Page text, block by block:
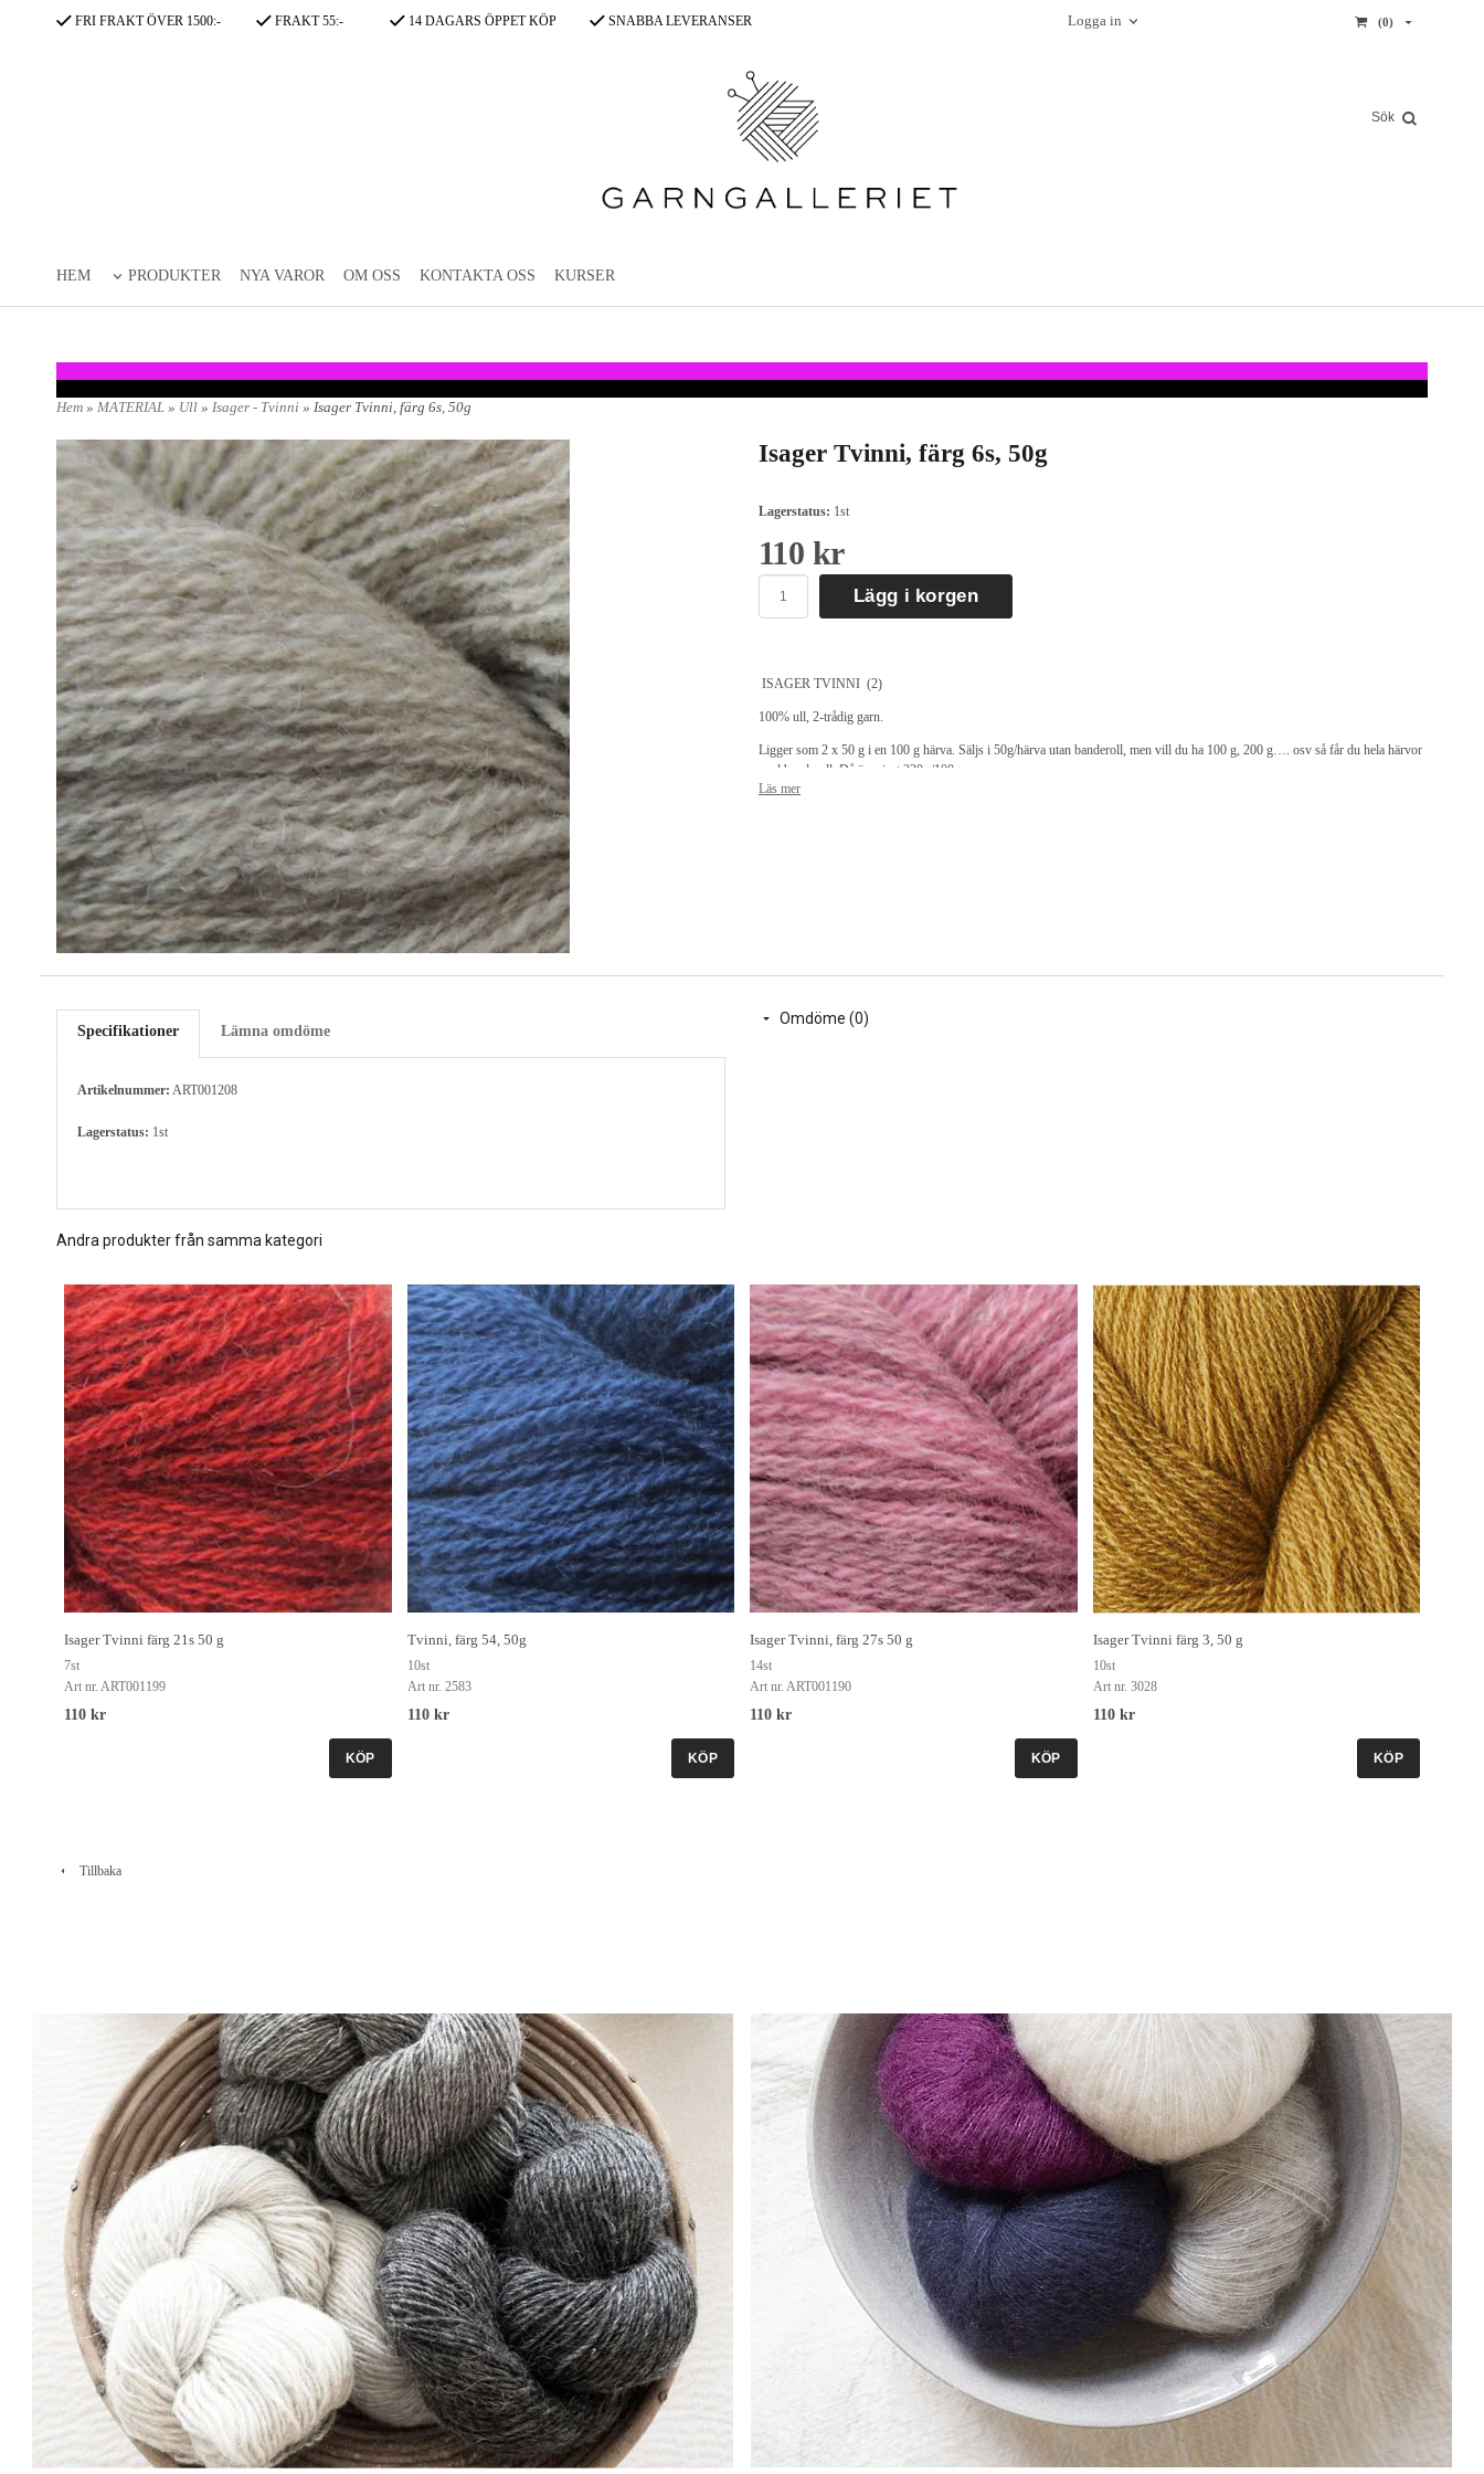
FRI FRAKT ÖVER 1500:- FRAKT 55:- 14 DAGARS ÖPPET KÖP SNABBA LEVERANSER Logga in (0)
HEM PRODUKTER NYA VAROR OM OSS KONTAKTA OSS KURSER
Hem » MATERIAL » Ull » Isager - Tvinni » Isager Tvinni, färg 6s, 50g
Isager Tvinni, färg 6s, 50g
Lagerstatus: 1st
110 kr
Lägg i korgen
ISAGER TVINNI (2)
100% ull, 2-trådig garn.
Ligger som 2 x 50 g i en 100 g härva. Säljs i 50g/härva utan banderoll, men vill du ha 100 g, 200 g…. osv så får du hela härvor
med banderoll. Då är priset 220:-/100g.
med maskin.
Läs mer
Specifikationer Lämna omdöme
Artikelnummer: ART001208
Lagerstatus: 1st
Omdöme (0)
Andra produkter från samma kategori
Isager Tvinni färg 21s 50 g
7st
Art nr. ART001199
110 kr
KÖP
Tvinni, färg 54, 50g
10st
Art nr. 2583
110 kr
KÖP
Isager Tvinni, färg 27s 50 g
14st
Art nr. ART001190
110 kr
KÖP
Isager Tvinni färg 3, 50 g
10st
Art nr. 3028
110 kr
KÖP
Tillbaka